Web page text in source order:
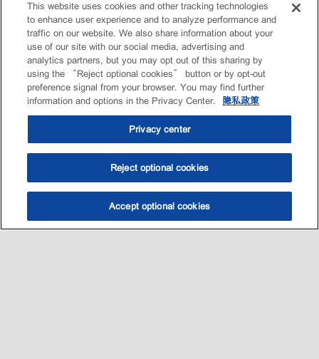
选油助手 查找门店
This website uses cookies and other tracking technologies
to enhance user experience and to analyze performance and
traffic on our website. We also share information about your
use of our site with our social media, advertising and
analytics partners, but you may opt out of this sharing by
using the “Reject optional cookies” button or by opt-out
preference signal from your browser. You may find further
information and options in the Privacy Center.
隐私政策
Privacy center
Reject optional cookies
Accept optional cookies